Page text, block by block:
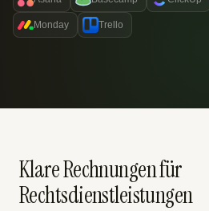
Monday Trello
Klare Rechnungen für
Rechtsdienstleistungen